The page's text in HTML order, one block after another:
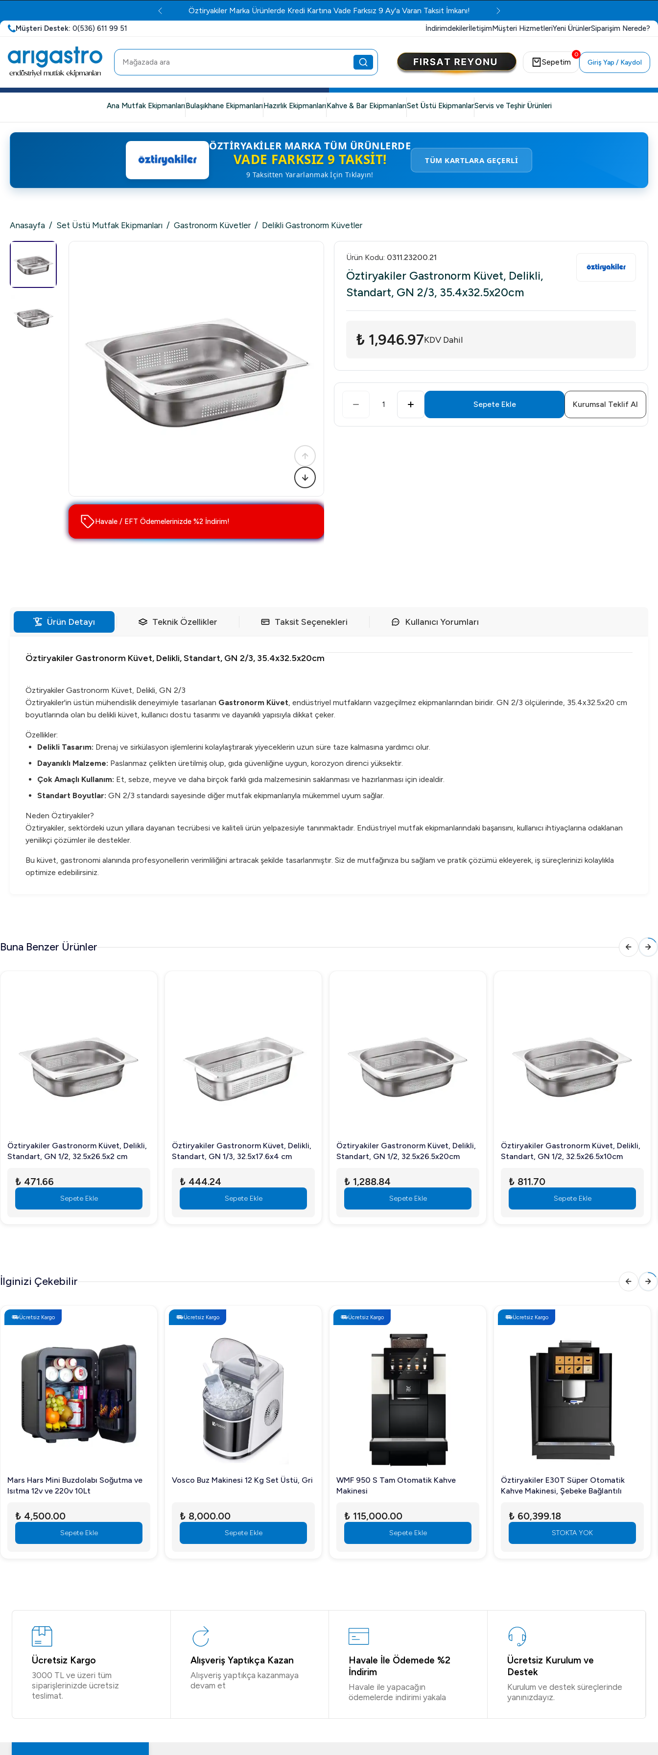
Öztiryakiler Marka Ürünlerde Kredi Kartına Vade Farksız 9 Ay'a Varan Taksit İmkanı!
Müşteri Destek: 0(536) 611 99 51 İndirimdekilerİletişimMüşteri HizmetleriYeni ÜrünlerSiparişim Nerede?
0
Sepetim Giriş Yap / Kaydol
Ana Mutfak EkipmanlarıBulaşıkhane EkipmanlarıHazırlık EkipmanlarıKahve & Bar EkipmanlarıSet Üstü EkipmanlarServis ve Teşhir Ürünleri
ÖZTIRYAKILER MARKA TÜM ÜRÜNLERDE
VADE FARKSIZ 9 TAKSIT!
9 Taksitten Yararlanmak İçin Tıklayın!
TÜM KARTLARA GEÇERLİ
Anasayfa / Set Üstü Mutfak Ekipmanları / Gastronorm Küvetler / Delikli Gastronorm Küvetler
Havale / EFT Ödemelerinizde %2 İndirim!
Ürün Kodu: 0311.23200.21
Öztiryakiler Gastronorm Küvet, Delikli,
Standart, GN 2/3, 35.4x32.5x20cm
₺ 1,946.97KDV Dahil
1 Sepete Ekle Kurumsal Teklif Al
Ürün Detayı Teknik Özellikler Taksit Seçenekleri Kullanıcı Yorumları
Öztiryakiler Gastronorm Küvet, Delikli, Standart, GN 2/3, 35.4x32.5x20cm
Öztiryakiler Gastronorm Küvet, Delikli, GN 2/3
Öztiryakiler'in üstün mühendislik deneyimiyle tasarlanan Gastronorm Küvet, endüstriyel mutfakların vazgeçilmez ekipmanlarından biridir. GN 2/3 ölçülerinde, 35.4x32.5x20 cm
boyutlarında olan bu delikli küvet, kullanıcı dostu tasarımı ve dayanıklı yapısıyla dikkat çeker.
Özellikler:
Delikli Tasarım: Drenaj ve sirkülasyon işlemlerini kolaylaştırarak yiyeceklerin uzun süre taze kalmasına yardımcı olur.
Dayanıklı Malzeme: Paslanmaz çelikten üretilmiş olup, gıda güvenliğine uygun, korozyon direnci yüksektir.
Çok Amaçlı Kullanım: Et, sebze, meyve ve daha birçok farklı gıda malzemesinin saklanması ve hazırlanması için idealdir.
Standart Boyutlar: GN 2/3 standardı sayesinde diğer mutfak ekipmanlarıyla mükemmel uyum sağlar.
Neden Öztiryakiler?
Öztiryakiler, sektördeki uzun yıllara dayanan tecrübesi ve kaliteli ürün yelpazesiyle tanınmaktadır. Endüstriyel mutfak ekipmanlarındaki başarısını, kullanıcı ihtiyaçlarına odaklanan
yenilikçi çözümler ile destekler.
Bu küvet, gastronomi alanında profesyonellerin verimliliğini artıracak şekilde tasarlanmıştır. Siz de mutfağınıza bu sağlam ve pratik çözümü ekleyerek, iş süreçlerinizi kolaylıkla
optimize edebilirsiniz.
Buna Benzer Ürünler
Öztiryakiler Gastronorm Küvet, Delikli,
Standart, GN 1/2, 32.5x26.5x2 cm
₺ 471.66
Sepete Ekle
Öztiryakiler Gastronorm Küvet, Delikli,
Standart, GN 1/3, 32.5x17.6x4 cm
₺ 444.24
Sepete Ekle
Öztiryakiler Gastronorm Küvet, Delikli,
Standart, GN 1/2, 32.5x26.5x20cm
₺ 1,288.84
Sepete Ekle
Öztiryakiler Gastronorm Küvet, Delikli,
Standart, GN 1/2, 32.5x26.5x10cm
₺ 811.70
Sepete Ekle
İlginizi Çekebilir
Ücretsiz Kargo
Mars Hars Mini Buzdolabı Soğutma ve
Isıtma 12v ve 220v 10Lt
₺ 4,500.00
Sepete Ekle
Ücretsiz Kargo
Vosco Buz Makinesi 12 Kg Set Üstü, Gri
₺ 8,000.00
Sepete Ekle
Ücretsiz Kargo
WMF 950 S Tam Otomatik Kahve
Makinesi
₺ 115,000.00
Sepete Ekle
Ücretsiz Kargo
Öztiryakiler E30T Süper Otomatik
Kahve Makinesi, Şebeke Bağlantılı
₺ 60,399.18
STOKTA YOK
Ücretsiz Kargo
3000 TL ve üzeri tüm
siparişlerinizde ücretsiz
teslimat.
Alışveriş Yaptıkça Kazan
Alışveriş yaptıkça kazanmaya
devam et
Havale İle Ödemede %2
İndirim
Havale ile yapacağın
ödemelerde indirimi yakala
Ücretsiz Kurulum ve
Destek
Kurulum ve destek süreçlerinde
yanınızdayız.